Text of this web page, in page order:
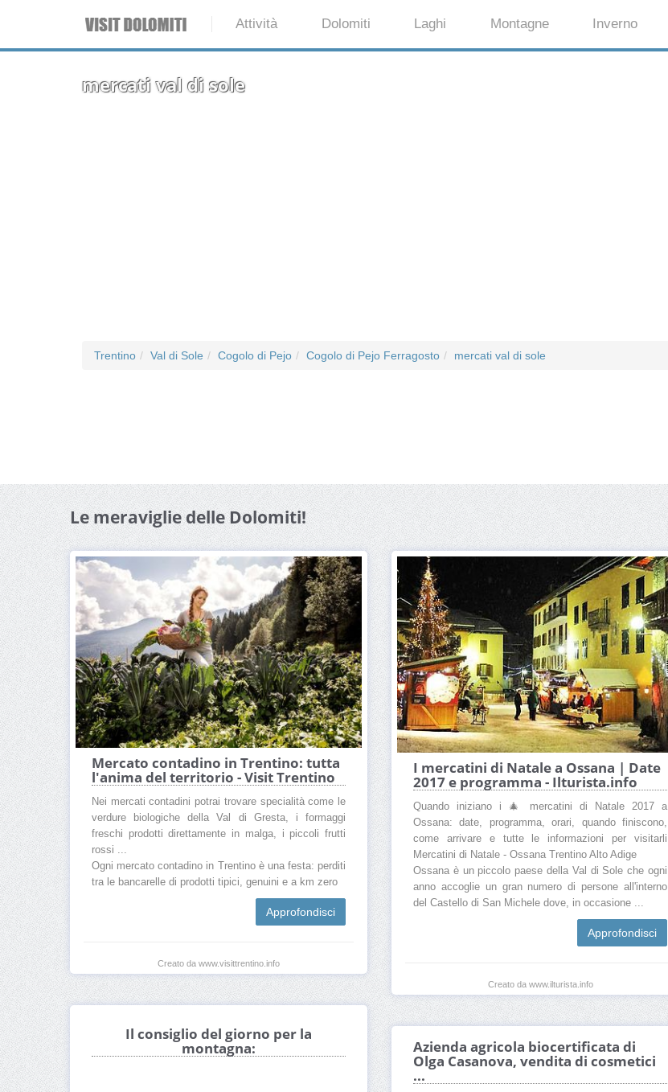
Attività Dolomiti Laghi Montagne Inverno
mercati val di sole
Trentino Val di Sole Cogolo di Pejo Cogolo di Pejo Ferragosto mercati val di sole
Le meraviglie delle Dolomiti!
Mercato contadino in Trentino: tutta
l'anima del territorio - Visit Trentino
Nei mercati contadini potrai trovare specialità come le
verdure biologiche della Val di Gresta, i formaggi
freschi prodotti direttamente in malga, i piccoli frutti
rossi ...
Ogni mercato contadino in Trentino è una festa: perditi
tra le bancarelle di prodotti tipici, genuini e a km zero
Approfondisci
Creato da www.visittrentino.info
I mercatini di Natale a Ossana | Date
2017 e programma - Ilturista.info
Quando iniziano i 🎄 mercatini di Natale 2017 a
Ossana: date, programma, orari, quando finiscono,
come arrivare e tutte le informazioni per visitarli
Mercatini di Natale - Ossana Trentino Alto Adige
Ossana è un piccolo paese della Val di Sole che ogni
anno accoglie un gran numero di persone all'interno
del Castello di San Michele dove, in occasione ...
Approfondisci
Creato da www.ilturista.info
Il consiglio del giorno per la
montagna: Azienda agricola biocertificata di
Olga Casanova, vendita di cosmetici
...